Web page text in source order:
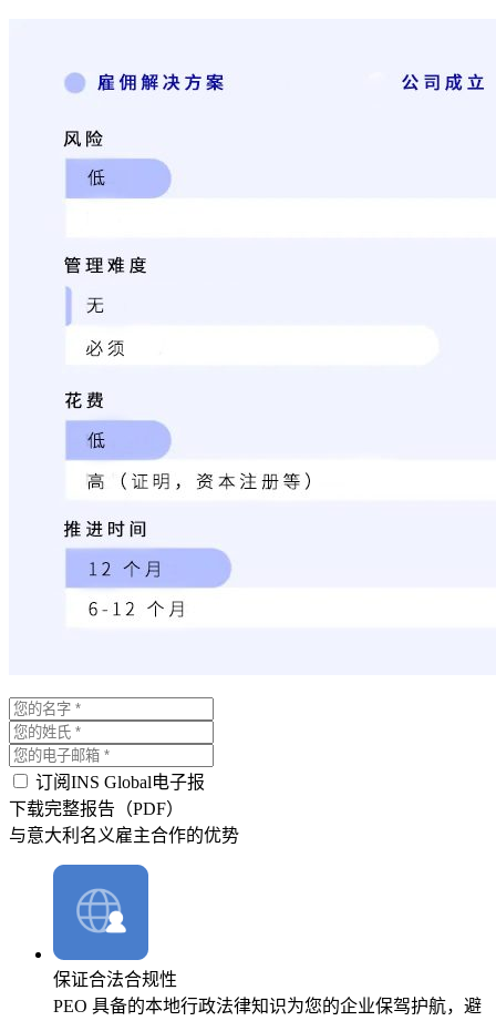
订阅INS Global电子报
下载完整报告（PDF）
与意大利名义雇主合作的优势
保证合法合规性
PEO 具备的本地行政法律知识为您的企业保驾护航，避